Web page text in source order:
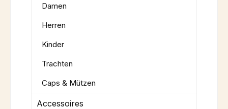
Damen
Herren
Kinder
Trachten
Caps & Mützen
Accessoires